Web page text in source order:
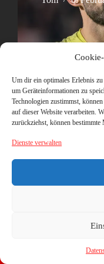
Um dir ein optimales Erlebnis
um Geräteinformationen zu
Technologien zustimmst,
auf dieser Website verarbeiten.
zurückziehst, können
Dienste verwalten